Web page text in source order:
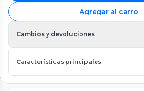
Agregar al carro
Cambios y devoluciones
Características principales